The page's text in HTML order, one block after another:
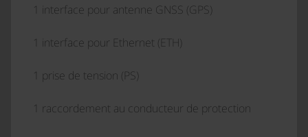
1 interface pour antenne GNSS (GPS)
1 interface pour Ethernet (ETH)
1 prise de tension (PS)
1 raccordement au conducteur de protection